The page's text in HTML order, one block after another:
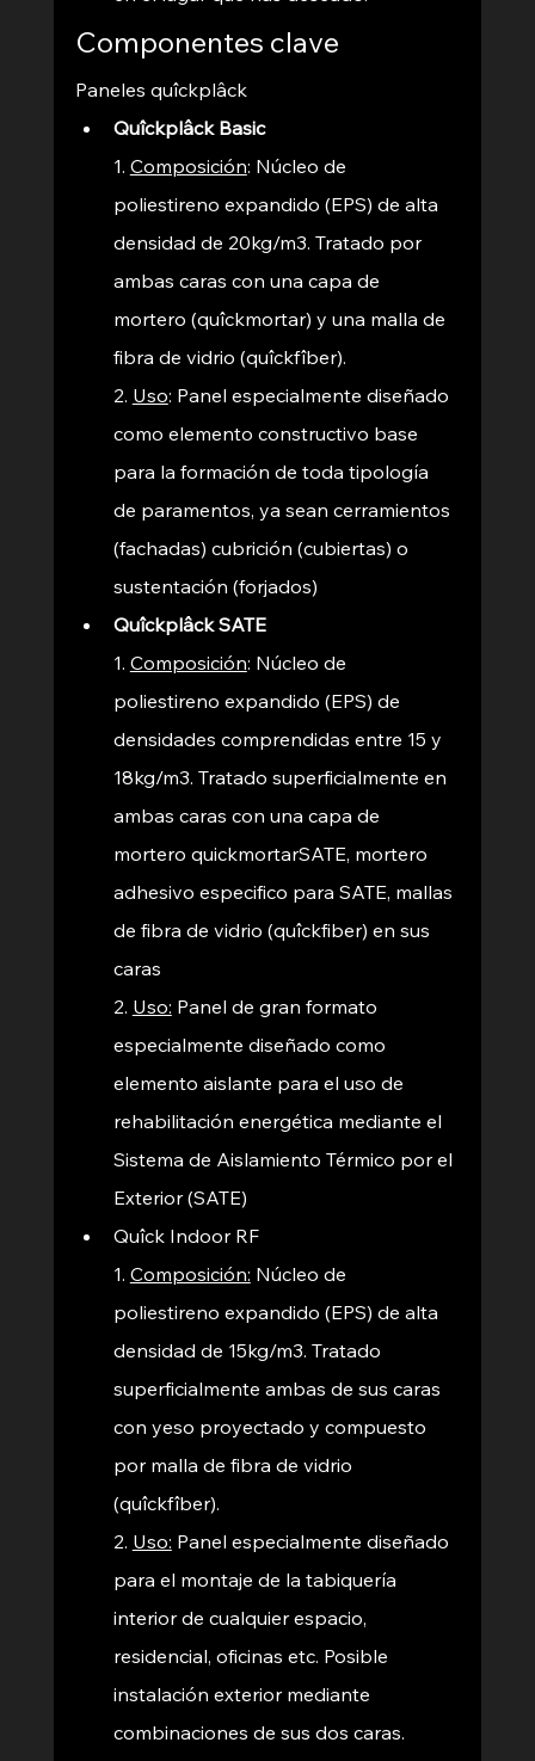
Componentes clave
Paneles quîckplâck
Quîckplâck Basic
1. Composición: Núcleo de
poliestireno expandido (EPS) de alta
densidad de 20kg/m3. Tratado por
ambas caras con una capa de
mortero (quîckmortar) y una malla de
fibra de vidrio (quîckfîber).
2. Uso: Panel especialmente diseñado
como elemento constructivo base
para la formación de toda tipología
de paramentos, ya sean cerramientos
(fachadas) cubrición (cubiertas) o
sustentación (forjados)
Quîckplâck SATE
1. Composición: Núcleo de
poliestireno expandido (EPS) de
densidades comprendidas entre 15 y
18kg/m3. Tratado superficialmente en
ambas caras con una capa de
mortero quickmortarSATE, mortero
adhesivo especifico para SATE, mallas
de fibra de vidrio (quîckfiber) en sus
caras
2. Uso: Panel de gran formato
especialmente diseñado como
elemento aislante para el uso de
rehabilitación energética mediante el
Sistema de Aislamiento Térmico por el
Exterior (SATE)
Quîck Indoor RF
1. Composición: Núcleo de
poliestireno expandido (EPS) de alta
densidad de 15kg/m3. Tratado
superficialmente ambas de sus caras
con yeso proyectado y compuesto
por malla de fibra de vidrio
(quîckfîber).
2. Uso: Panel especialmente diseñado
para el montaje de la tabiquería
interior de cualquier espacio,
residencial, oficinas etc. Posible
instalación exterior mediante
combinaciones de sus dos caras.